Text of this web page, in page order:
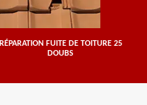
RÉPARATION FUITE DE TOITURE 25
DOUBS